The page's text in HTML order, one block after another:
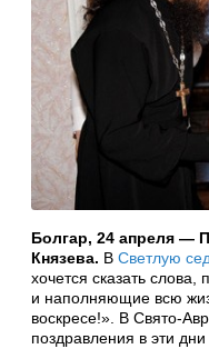
Болгар, 24 апреля —
Князева. В Светлую
хочется сказать
и наполняющие всю
воскресе!». В Свято-
поздравления в эти